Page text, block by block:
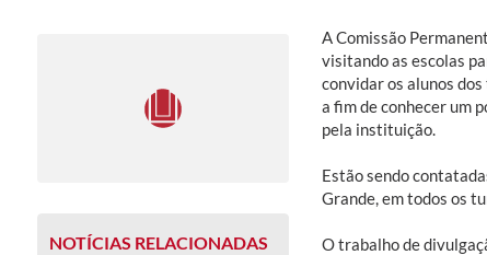
A Comissão
visitando as escolas
convidar os alunos
a fim de conhecer um
pela instituição.
NOTÍCIAS RELACIONADAS
Estão sendo
Grande, em todos os
O trabalho de